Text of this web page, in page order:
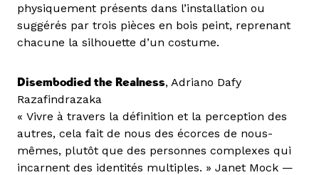
physiquement présents dans l’installation ou
suggérés par trois pièces en bois peint, reprenant
chacune la silhouette d’un costume.
Disembodied the Realness, Adriano Dafy
Razafindrazaka
« Vivre à travers la définition et la perception des
autres, cela fait de nous des écorces de nous-
mêmes, plutôt que des personnes complexes qui
incarnent des identités multiples. » Janet Mock —